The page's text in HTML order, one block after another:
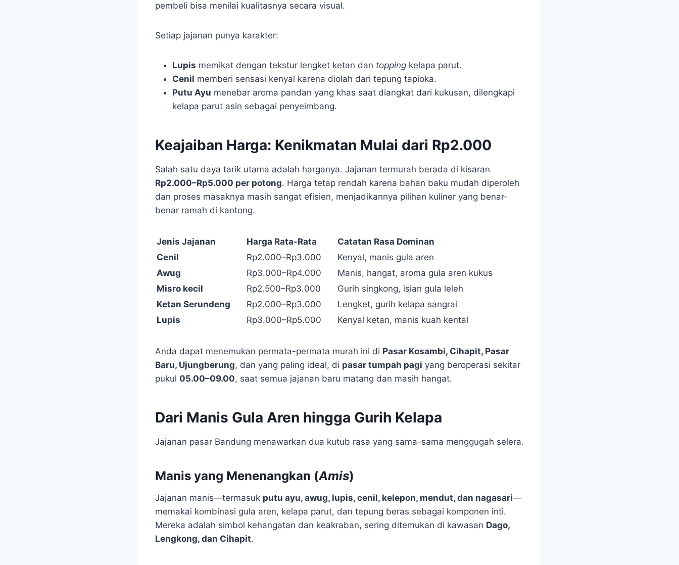
pembeli bisa menilai kualitasnya secara visual.
Setiap jajanan punya karakter:
Lupis memikat dengan tekstur lengket ketan dan topping kelapa parut.
Cenil memberi sensasi kenyal karena diolah dari tepung tapioka.
Putu Ayu menebar aroma pandan yang khas saat diangkat dari kukusan, dilengkapi
kelapa parut asin sebagai penyeimbang.
Keajaiban Harga: Kenikmatan Mulai dari Rp2.000
Salah satu daya tarik utama adalah harganya. Jajanan termurah berada di kisaran
Rp2.000–Rp5.000 per potong. Harga tetap rendah karena bahan baku mudah diperoleh
dan proses masaknya masih sangat efisien, menjadikannya pilihan kuliner yang benar-
benar ramah di kantong.
Jenis Jajanan Harga Rata-Rata
Catatan Rasa Dominan
Cenil
Rp2.000–Rp3.000
Kenyal, manis gula aren
Awug
Rp3.000–Rp4.000
Manis, hangat, aroma gula aren kukus
Misro kecil
Rp2.500–Rp3.000
Gurih singkong, isian gula leleh
Ketan Serundeng
Rp2.000–Rp3.000
Lengket, gurih kelapa sangrai
Lupis
Rp3.000–Rp5.000 Kenyal ketan, manis kuah kental
Anda dapat menemukan permata-permata murah ini di Pasar Kosambi, Cihapit, Pasar
Baru, Ujungberung, dan yang paling ideal, di pasar tumpah pagi yang beroperasi sekitar
pukul 05.00–09.00, saat semua jajanan baru matang dan masih hangat.
Dari Manis Gula Aren hingga Gurih Kelapa
Jajanan pasar Bandung menawarkan dua kutub rasa yang sama-sama menggugah selera.
Manis yang Menenangkan (Amis)
Jajanan manis—termasuk putu ayu, awug, lupis, cenil, kelepon, mendut, dan nagasari—
memakai kombinasi gula aren, kelapa parut, dan tepung beras sebagai komponen inti.
Mereka adalah simbol kehangatan dan keakraban, sering ditemukan di kawasan Dago,
Lengkong, dan Cihapit.